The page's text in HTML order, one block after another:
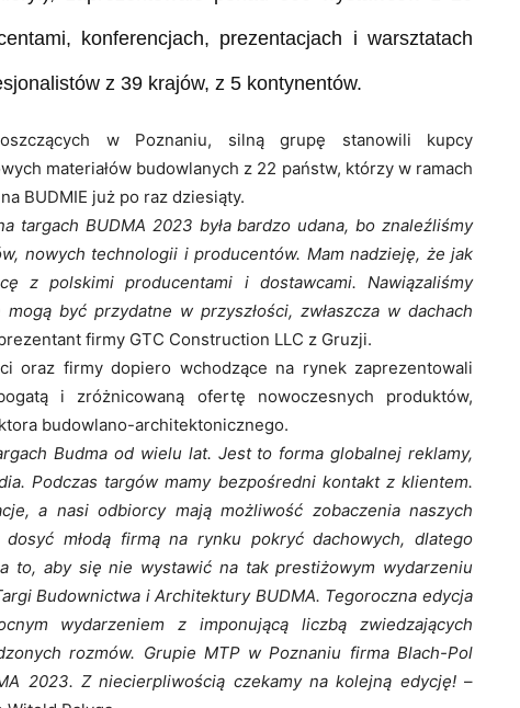
konferencjach, prezentacjach i warsztatach
z 39 krajów, z 5 kontynentów.
w Poznaniu, silną grupę stanowili kupcy
materiałów budowlanych z 22 państw, którzy w ramach
BUDMIE już po raz dziesiąty.
targach BUDMA 2023 była bardzo udana, bo znaleźliśmy
nowych technologii i producentów. Mam nadzieję, że jak
z polskimi producentami i dostawcami. Nawiązaliśmy
być przydatne w przyszłości, zwłaszcza w dachach
firmy GTC Construction LLC z Gruzji.
oraz firmy dopiero wchodzące na rynek zaprezentowali
i zróżnicowaną ofertę nowoczesnych produktów,
budowlano-architektonicznego.
Budma od wielu lat. Jest to forma globalnej reklamy,
Podczas targów mamy bezpośredni kontakt z klientem.
a nasi odbiorcy mają możliwość zobaczenia naszych
młodą firmą na rynku pokryć dachowych, dlatego
to, aby się nie wystawić na tak prestiżowym wydarzeniu
Budownictwa i Architektury BUDMA. Tegoroczna edycja
wydarzeniem z imponującą liczbą zwiedzających
rozmów. Grupie MTP w Poznaniu firma Blach-Pol
2023. Z niecierpliwością czekamy na kolejną edycję!–